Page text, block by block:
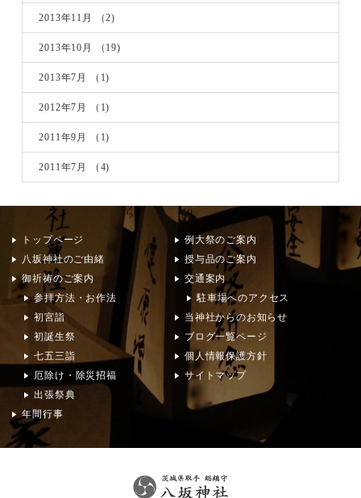
2013年11月 （2)
2013年10月 （19)
2013年7月 （1)
2012年7月 （1)
2011年9月 （1)
2011年7月 （4)
トップページ
八坂神社のご由緒
御祈祷のご案内
参拝方法・お作法
初宮詣
初誕生祭
七五三詣
厄除け・除災招福
出張祭典
年間行事
例大祭のご案内
授与品のご案内
交通案内
駐車場へのアクセス
当神社からのお知らせ
ブログ一覧ページ
個人情報保護方針
サイトマップ